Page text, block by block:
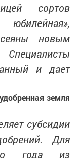
сортов
новым
и дает
земля
субсидии
Для
года из